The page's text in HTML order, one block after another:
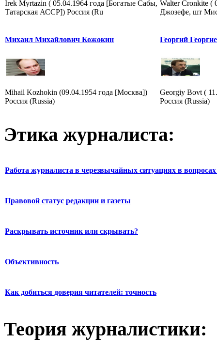
Irek Myrtazin ( 05.04.1964 года [Богатые Сабы,
Татарская АССР]) Россия (Ru
Walter Cronkite (
Джозефе, шт
Михаил Михайлович Кожокин
Mihail Kozhokin (09.04.1954 года [Москва])
Россия (Russia)
Георгий
Georgiy Bovt (
Россия (Russia)
Этика журналиста:
Работа журналиста в черезвычайных ситуациях в вопросах
Правовой статус редакции и газеты
Раскрывать источник или скрывать?
Объективность
Как добиться доверия читателей: точность
Теория журналистики: